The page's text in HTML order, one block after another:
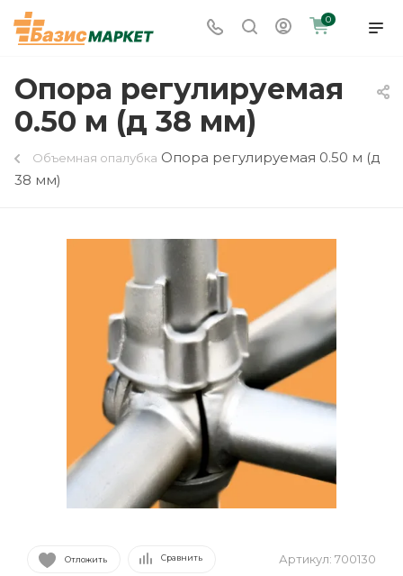
0
Опора регулируемая
0.50 м (д 38 мм)
Объемная опалубка Опора регулируемая 0.50 м (д
38 мм)
Отложить Сравнить Артикул: 700130